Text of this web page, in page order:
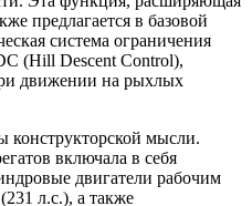
предлагается в базовой
система ограничения
(Hill Descent Control),
движении на рыхлых
конструкторской мысли.
включала в себя
двигатели рабочим
л.с.), а также